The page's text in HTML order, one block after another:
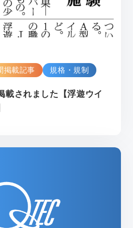
掲載記事 規格・規制
載されました【浮遊ウイ